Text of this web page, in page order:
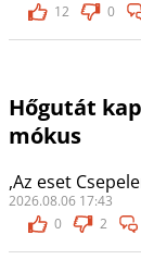
12
0
Hőgutát
mókus
,Az eset
2026.08.06 17:43
0
2